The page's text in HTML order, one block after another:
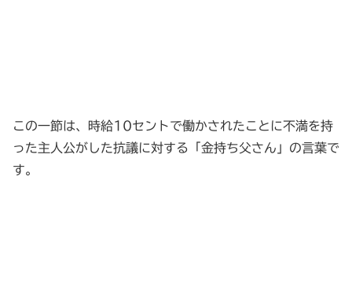
この一節は、時給10セントで働かされたことに不満を持
った主人公がした抗議に対する「金持ち父さん」の言葉で
す。